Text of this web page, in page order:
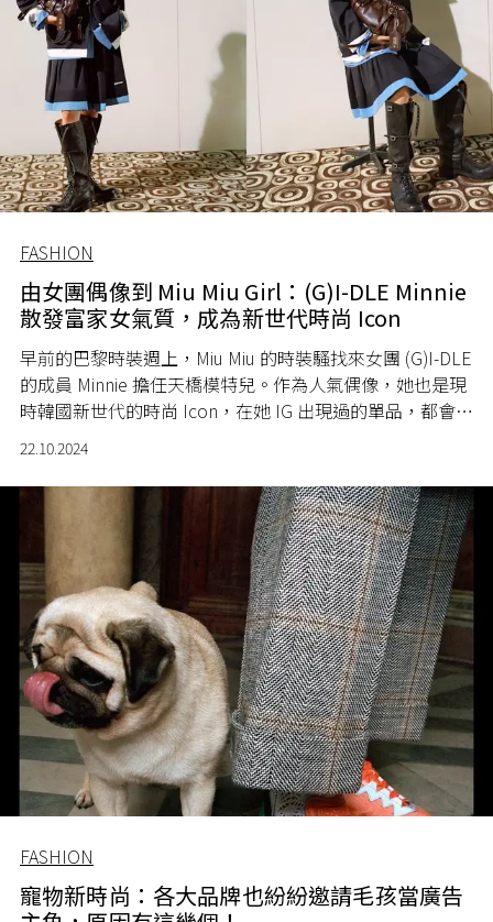
FASHION
由女團偶像到 Miu Miu Girl：(G)I-DLE Minnie
散發富家女氣質，成為新世代時尚 Icon
早前的巴黎時裝週上，Miu Miu 的時裝騷找來女團 (G)I-DLE
的成員 Minnie 擔任天橋模特兒。作為人氣偶像，她也是現
時韓國新世代的時尚 Icon，在她 IG 出現過的單品，都會掀
起搶購潮！
22.10.2024
FASHION
寵物新時尚：各大品牌也紛紛邀請毛孩當廣告